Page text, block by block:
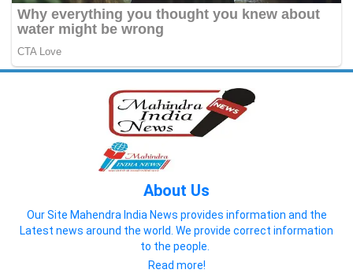
About Us
Our Site Mahendra India News provides information and the
Latest news around the world. We provide correct information
to the people.
Read more!